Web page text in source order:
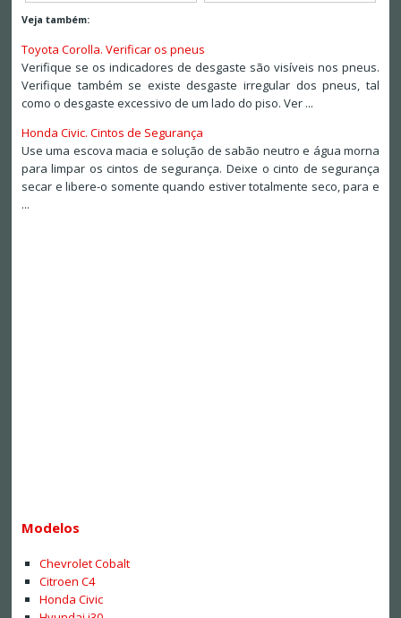
Veja também:
Toyota Corolla. Verificar os pneus
Verifique se os indicadores de desgaste são visíveis nos pneus.
Verifique também se existe desgaste irregular dos pneus, tal
como o desgaste excessivo de um lado do piso. Ver ...
Honda Civic. Cintos de Segurança
Use uma escova macia e solução de sabão neutro e água morna
para limpar os cintos de segurança. Deixe o cinto de segurança
secar e libere-o somente quando estiver totalmente seco, para e
...
Modelos
Chevrolet Cobalt
Citroen C4
Honda Civic